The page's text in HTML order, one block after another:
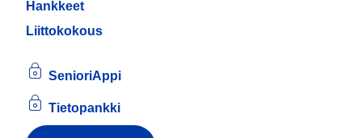
Hankkeet
Liittokokous
SenioriAppi
Tietopankki